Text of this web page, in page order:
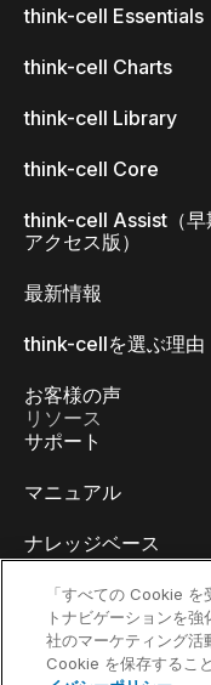
think-cell Essentials
think-cell Charts
think-cell Library
think-cell Core
think-cell Assist（早
アクセス版）
最新情報
think-cellを選ぶ理由
お客様の声
リソース
サポート
マニュアル
ナレッジベース
think-cell Academy
ビデオチュートリア
「すべての Cookie
トナビゲーションを
社のマーケティング活
Cookie を保存するこ